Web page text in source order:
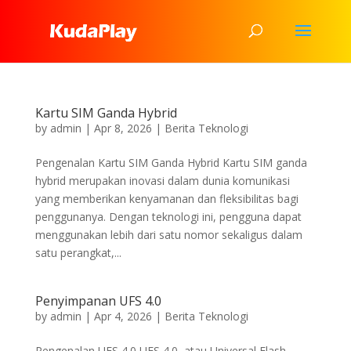
Kartu SIM Ganda Hybrid
by admin | Apr 8, 2026 | Berita Teknologi
Pengenalan Kartu SIM Ganda Hybrid Kartu SIM ganda
hybrid merupakan inovasi dalam dunia komunikasi
yang memberikan kenyamanan dan fleksibilitas bagi
penggunanya. Dengan teknologi ini, pengguna dapat
menggunakan lebih dari satu nomor sekaligus dalam
satu perangkat,...
Penyimpanan UFS 4.0
by admin | Apr 4, 2026 | Berita Teknologi